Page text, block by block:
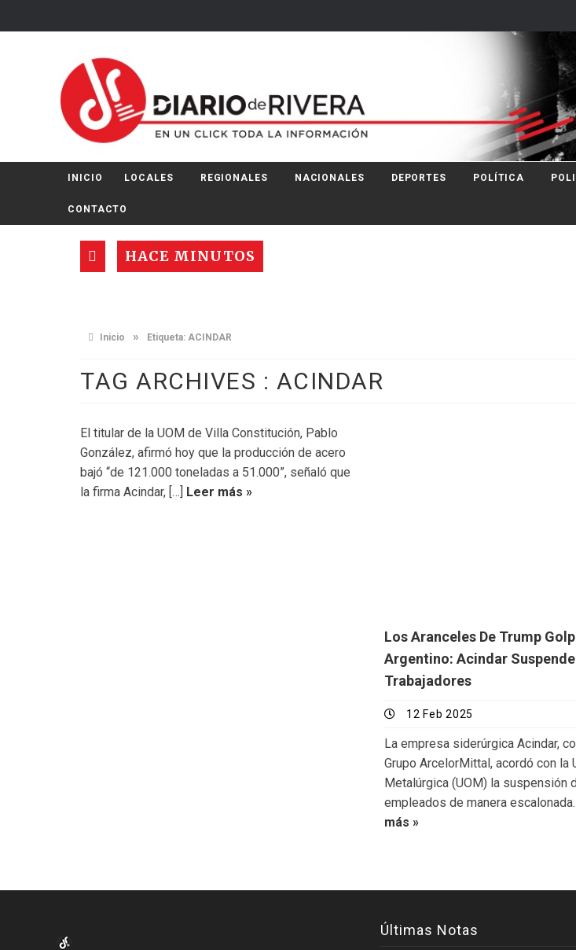
INICIO LOCALES REGIONALES NACIONALES DEPORTES POLÍTICA
CONTACTO
HACE MINUTOS
Inicio » Etiqueta: ACINDAR
TAG ARCHIVES : ACINDAR
El titular de la UOM de Villa Constitución, Pablo
González, afirmó hoy que la producción de acero
bajó “de 121.000 toneladas a 51.000”, señaló que
la firma Acindar, […]
Leer más »
Los Aranceles De Trump
Argentino: Acindar Suspende
Trabajadores
12 Feb 2025
La empresa siderúrgica Acindar,
Grupo ArcelorMittal, acordó con la
Metalúrgica (UOM) la suspensión
empleados de manera escalonada.
más »
Últimas Notas